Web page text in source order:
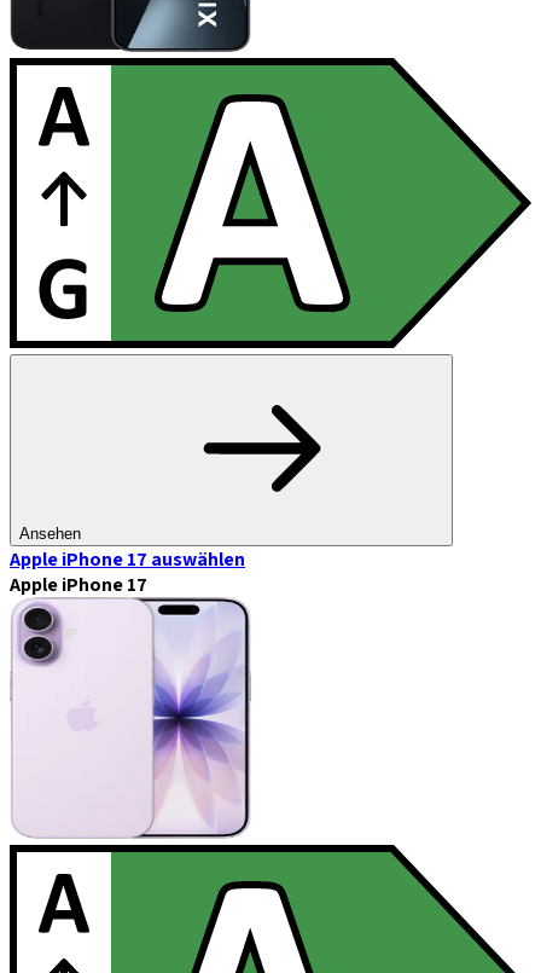
Ansehen
Apple iPhone 17 auswählen
Apple iPhone 17